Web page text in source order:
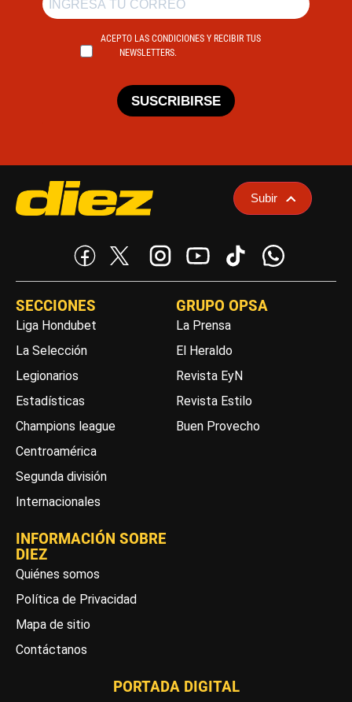
ACEPTO LAS CONDICIONES Y RECIBIR TUS
NEWSLETTERS.
SUSCRIBIRSE
Subir
SECCIONES
Liga Hondubet
La Selección
Legionarios
Estadísticas
Champions league
Centroamérica
Segunda división
Internacionales
GRUPO OPSA
La Prensa
El Heraldo
Revista EyN
Revista Estilo
Buen Provecho
INFORMACIÓN SOBRE
DIEZ
Quiénes somos
Política de Privacidad
Mapa de sitio
Contáctanos
PORTADA DIGITAL